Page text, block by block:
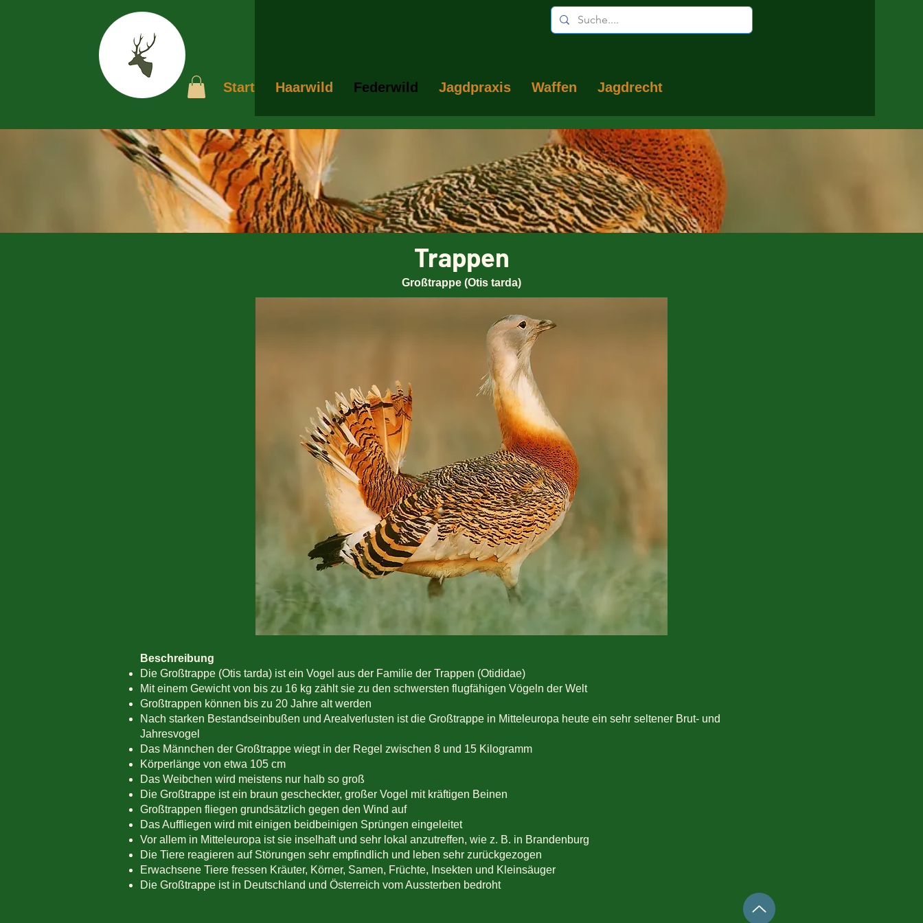
Start Haarwild Federwild Jagdpraxis Waffen Jagdrecht
Trappen
Großtrappe (Otis tarda)
Beschreibung
Die Großtrappe (Otis tarda) ist ein Vogel aus der Familie der Trappen (Otididae)
Mit einem Gewicht von bis zu 16 kg zählt sie zu den schwersten flugfähigen Vögeln der Welt
Großtrappen können bis zu 20 Jahre alt werden
Nach starken Bestandseinbußen und Arealverlusten ist die Großtrappe in Mitteleuropa heute ein sehr seltener Brut- und
Jahresvogel
Das Männchen der Großtrappe wiegt in der Regel zwischen 8 und 15 Kilogramm
Körperlänge von etwa 105 cm
Das Weibchen wird meistens nur halb so groß
Die Großtrappe ist ein braun gescheckter, großer Vogel mit kräftigen Beinen
Großtrappen fliegen grundsätzlich gegen den Wind auf
Das Auffliegen wird mit einigen beidbeinigen Sprüngen eingeleitet
Vor allem in Mitteleuropa ist sie inselhaft und sehr lokal anzutreffen, wie z. B. in Brandenburg
Die Tiere reagieren auf Störungen sehr empfindlich und leben sehr zurückgezogen
Erwachsene Tiere fressen Kräuter, Körner, Samen, Früchte, Insekten und Kleinsäuger
Die Großtrappe ist in Deutschland und Österreich vom Aussterben bedroht